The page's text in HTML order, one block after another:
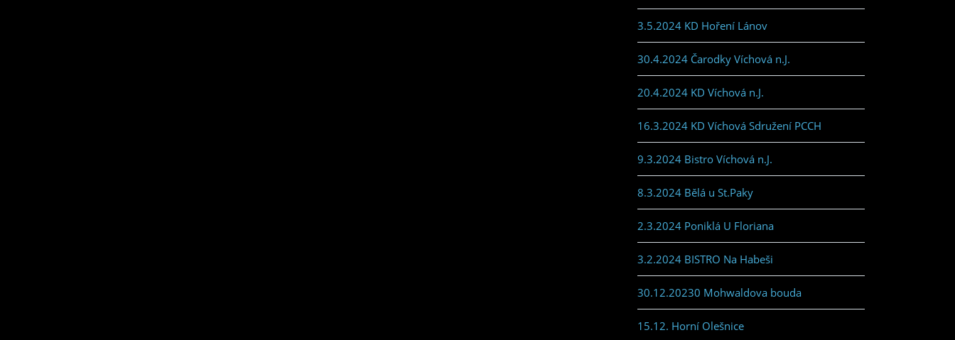
3.5.2024 KD Hoření Lánov
30.4.2024 Čarodky Víchová n.J.
20.4.2024 KD Víchová n.J.
16.3.2024 KD Víchová Sdružení PCCH
9.3.2024 Bistro Víchová n.J.
8.3.2024 Bělá u St.Paky
2.3.2024 Poniklá U Floriana
3.2.2024 BISTRO Na Habeši
30.12.20230 Mohwaldova bouda
15.12. Horní Olešnice